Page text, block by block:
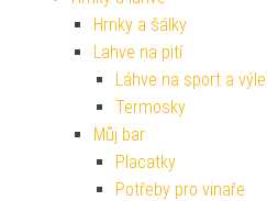
Hrnky a šálky
Lahve na pití
Láhve na sport a
Termosky
Můj bar
Placatky
Potřeby pro vinaře